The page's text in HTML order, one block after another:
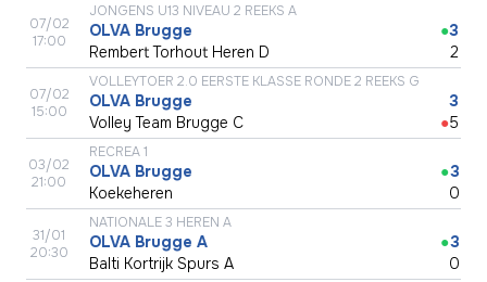
07/02
17:00
JONGENS U13 NIVEAU 2 REEKS A
OLVA Brugge
Rembert Torhout Heren D
●3
2
07/02
15:00
VOLLEYTOER 2.0 EERSTE KLASSE RONDE 2 REEKS G
OLVA Brugge
Volley Team Brugge C
●
3
5
03/02
21:00
RECREA 1
OLVA Brugge
Koekeheren
●3
0
31/01
20:30
NATIONALE 3 HEREN A
OLVA Brugge A
Balti Kortrijk Spurs A
●3
0